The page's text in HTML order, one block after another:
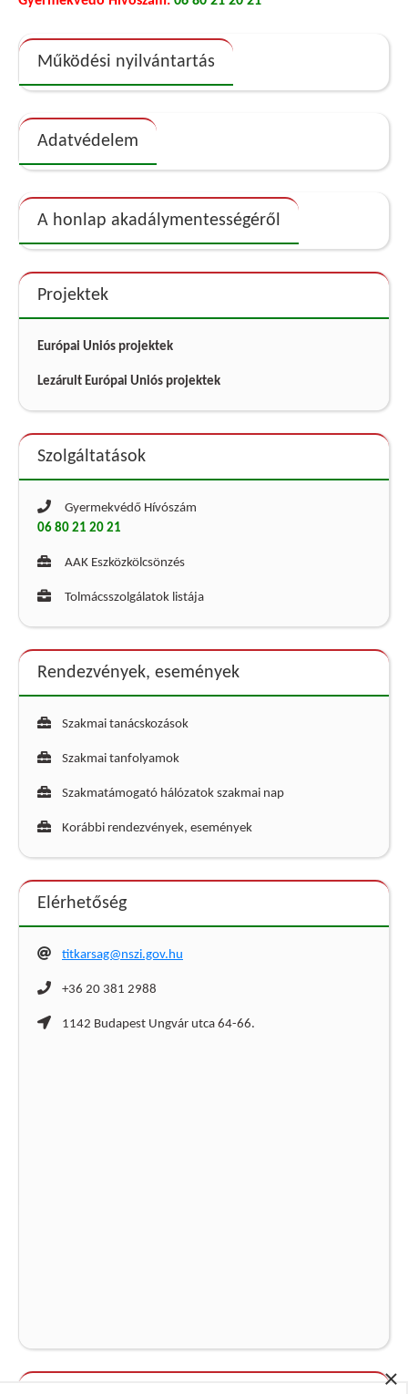
×
Működési nyilvántartás
Adatvédelem
A honlap akadálymentességéről
Projektek
Európai Uniós projektek
Lezárult Európai Uniós projektek
Szolgáltatások
Gyermekvédő Hívószám
06 80 21 20 21
AAK Eszközkölcsönzés
Tolmácsszolgálatok listája
Rendezvények, események
Szakmai tanácskozások
Szakmai tanfolyamok
Szakmatámogató hálózatok szakmai nap
Korábbi rendezvények, események
Elérhetőség
titkarsag@nszi.gov.hu
+36 20 381 2988
1142 Budapest Ungvár utca 64-66.